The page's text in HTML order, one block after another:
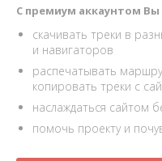
С премиум аккаунтом
скачивать треки в
и навигаторов
распечатывать
копировать треки с
наслаждаться сайтом
помочь проекту и